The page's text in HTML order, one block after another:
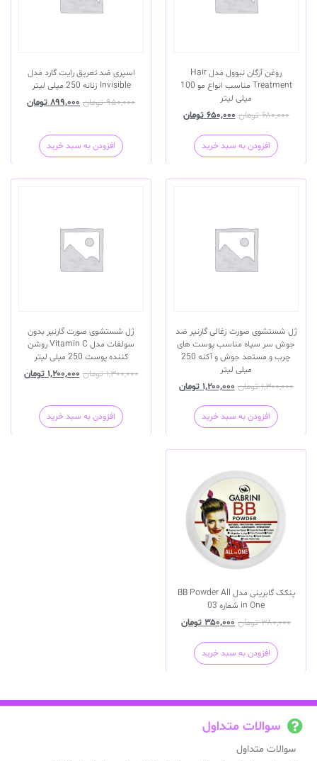
روغن آرگان نیوول مدل Hair
Treatment مناسب انواع مو 100
میلی لیتر
۶۸۰,۰۰۰ تومان ۶۵۰,۰۰۰ تومان
افزودن به سبد خرید
اسپری ضد تعریق رایت گارد مدل
Invisible زنانه 250 میلی لیتر
۹۵۰,۰۰۰ تومان ۸۹۹,۰۰۰ تومان
افزودن به سبد خرید
ژل شستشوی صورت زغالی گارنیر ضد
جوش سر سیاه مناسب پوست های
چرب و مستعد جوش و آکنه 250
میلی لیتر
۱,۳۰۰,۰۰۰ تومان ۱,۲۰۰,۰۰۰ تومان
افزودن به سبد خرید
ژل شستشوی صورت گارنیر بدون
سولفات مدل Vitamin C روشن
کننده پوست 250 میلی لیتر
۱,۳۰۰,۰۰۰ تومان ۱,۲۰۰,۰۰۰ تومان
افزودن به سبد خرید
پنکک گابرینی مدل BB Powder All
in One شماره 03
۳۸۰,۰۰۰ تومان ۳۵۰,۰۰۰ تومان
افزودن به سبد خرید
سوالات متداول
سوالات متداول